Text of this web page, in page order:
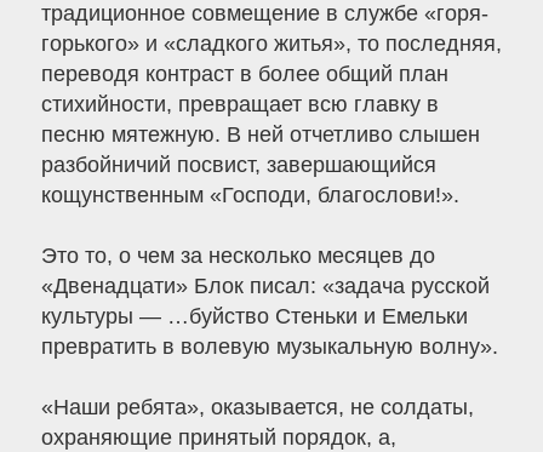
традиционное совмещение в службе «горя-
горького» и «сладкого житья», то последняя,
переводя контраст в более общий план
стихийности, превращает всю главку в
песню мятежную. В ней отчетливо слышен
разбойничий посвист, завершающийся
кощунственным «Господи, благослови!».
Это то, о чем за несколько месяцев до
«Двенадцати» Блок писал: «задача русской
культуры — …буйство Стеньки и Емельки
превратить в волевую музыкальную волну».
«Наши ребята», оказывается, не солдаты,
охраняющие принятый порядок, а,